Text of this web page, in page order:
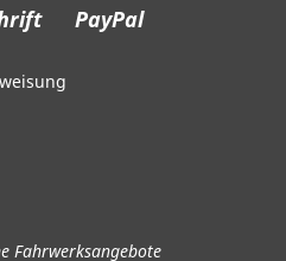
PayPal
Fahrwerksangebote